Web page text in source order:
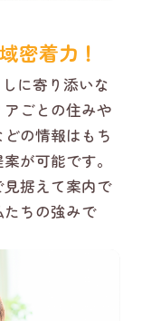
密着力！
に寄り添いな
ごとの住みや
の情報はもち
が可能です。
見据えて案内で
ちの強みで